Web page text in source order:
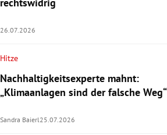
rechtswidrig
26.07.2026
Hitze
Nachhaltigkeitsexperte mahnt:
„Klimaanlagen sind der falsche Weg“
Sandra Baierl25.07.2026